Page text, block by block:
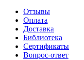
Отзывы
Оплата
Доставка
Библиотека
Сертификаты
Вопрос-ответ